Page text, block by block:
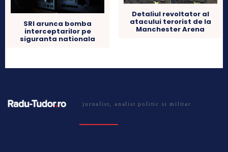
SRI arunca bomba
interceptarilor pe
siguranta nationala
Detaliul revoltator al
atacului terorist de la
Manchester Arena
jurnalist, analist politic si militar